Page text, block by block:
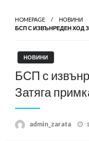
HOMEPAGE
НОВИНИ
БСП С ИЗВЪНРЕДЕН ХОД
НОВИНИ
БСП с
Затяга
admin_zarata